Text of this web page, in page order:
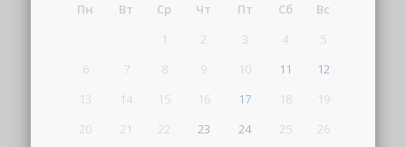
Пн
Вт Ср Чт Пт Сб
Вс
1
2 3 4
5
6
7 8 9 10 11
12
13
14 15 16 17 18
19
20
21 22 23 24 25
26